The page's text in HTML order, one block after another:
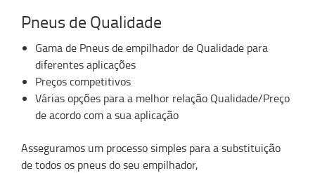
Pneus de Qualidade
Gama de Pneus de empilhador de Qualidade para
diferentes aplicações
Preços competitivos
Várias opções para a melhor relação Qualidade/Preço
de acordo com a sua aplicação
Asseguramos um processo simples para a substituição
de todos os pneus do seu empilhador,